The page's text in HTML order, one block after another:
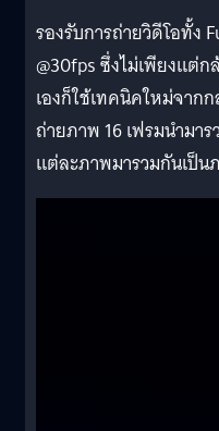
รองรับการถ่ายวิดีโอทั้ง
@30fps ซึ่งไม่เพียงแต่
เองก็ใช้เทคนิคใหม่จาก
ถ่ายภาพ 16 เฟรมนำมา
แต่ละภาพมารวมกันเป็น